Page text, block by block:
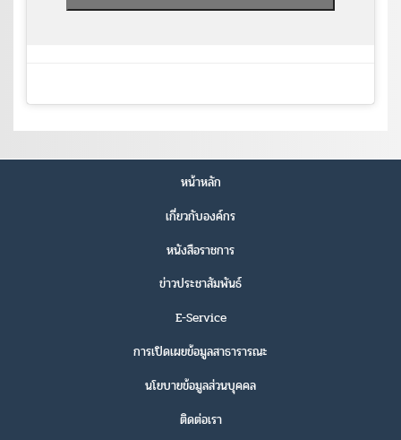
หน้าหลัก
เกี่ยวกับองค์กร
หนังสือราชการ
ข่าวประชาสัมพันธ์
E-Service
การเปิดเผยข้อมูลสาธารารณะ
นโยบายข้อมูลส่วนบุคคล
ติดต่อเรา